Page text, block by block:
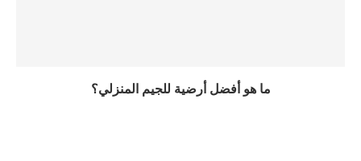
ما هو أفضل أرضية للجيم المنزلي؟